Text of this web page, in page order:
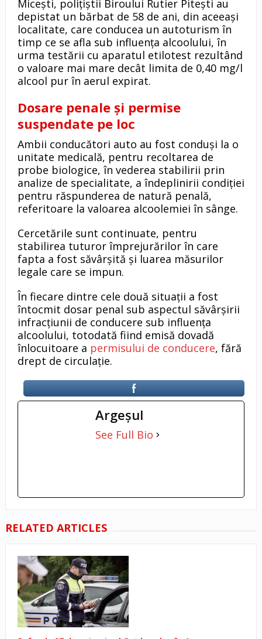
Micești, polițiștii Biroului Rutier Pitești au
depistat un bărbat de 58 de ani, din aceeași
localitate, care conducea un autoturism în
timp ce se afla sub influența alcoolului, în
urma testării cu aparatul etilotest rezultând
o valoare mai mare decât limita de 0,40 mg/l
alcool pur în aerul expirat.
Dosare penale și permise
suspendate pe loc
Ambii conducători auto au fost conduși la o
unitate medicală, pentru recoltarea de
probe biologice, în vederea stabilirii prin
analize de specialitate, a îndeplinirii condiției
pentru răspunderea de natură penală,
referitoare la valoarea alcoolemiei în sânge.
Cercetările sunt continuate, pentru
stabilirea tuturor împrejurărilor în care
fapta a fost săvârșită și luarea măsurilor
legale care se impun.
În fiecare dintre cele două situații a fost
întocmit dosar penal sub aspectul săvârșirii
infracțiunii de conducere sub influența
alcoolului, totodată fiind emisă dovadă
înlocuitoare a permisului de conducere, fără
drept de circulație.
Argeşul
See Full Bio
RELATED ARTICLES